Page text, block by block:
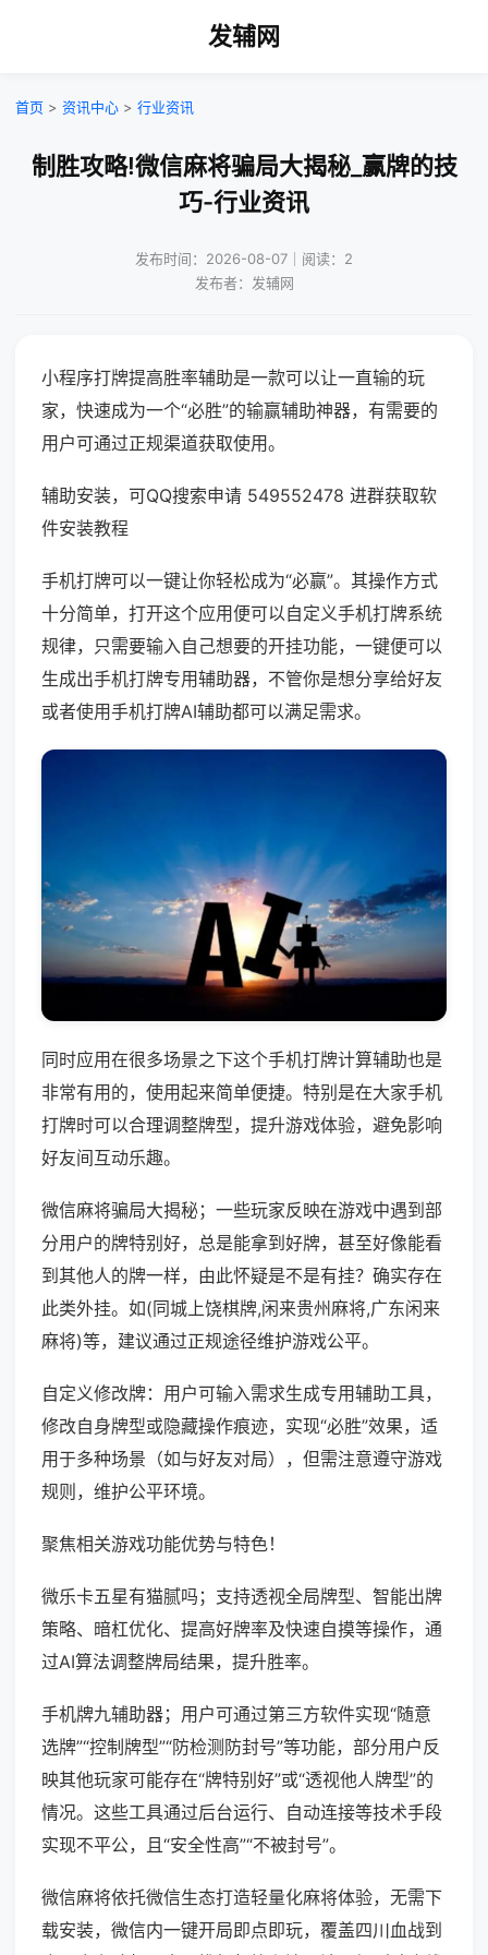
发辅网
首页 > 资讯中心 > 行业资讯
制胜攻略!微信麻将骗局大揭秘_赢牌的技
巧-行业资讯
发布时间：2026-08-07｜阅读：2
发布者：发辅网
小程序打牌提高胜率辅助是一款可以让一直输的玩
家，快速成为一个“必胜”的输赢辅助神器，有需要的
用户可通过正规渠道获取使用。
辅助安装，可QQ搜索申请 549552478 进群获取软
件安装教程
手机打牌可以一键让你轻松成为“必赢”。其操作方式
十分简单，打开这个应用便可以自定义手机打牌系统
规律，只需要输入自己想要的开挂功能，一键便可以
生成出手机打牌专用辅助器，不管你是想分享给好友
或者使用手机打牌AI辅助都可以满足需求。
同时应用在很多场景之下这个手机打牌计算辅助也是
非常有用的，使用起来简单便捷。特别是在大家手机
打牌时可以合理调整牌型，提升游戏体验，避免影响
好友间互动乐趣。
微信麻将骗局大揭秘；一些玩家反映在游戏中遇到部
分用户的牌特别好，总是能拿到好牌，甚至好像能看
到其他人的牌一样，由此怀疑是不是有挂？确实存在
此类外挂。如(同城上饶棋牌,闲来贵州麻将,广东闲来
麻将)等，建议通过正规途径维护游戏公平。
自定义修改牌：用户可输入需求生成专用辅助工具，
修改自身牌型或隐藏操作痕迹，实现“必胜”效果，适
用于多种场景（如与好友对局），但需注意遵守游戏
规则，维护公平环境。
聚焦相关游戏功能优势与特色！
微乐卡五星有猫腻吗；支持透视全局牌型、智能出牌
策略、暗杠优化、提高好牌率及快速自摸等操作，通
过AI算法调整牌局结果，提升胜率。
手机牌九辅助器；用户可通过第三方软件实现“随意
选牌”“控制牌型”“防检测防封号”等功能，部分用户反
映其他玩家可能存在“牌特别好”或“透视他人牌型”的
情况。这些工具通过后台运行、自动连接等技术手段
实现不平公，且“安全性高”“不被封号”。
微信麻将依托微信生态打造轻量化麻将体验，无需下
载安装，微信内一键开局即点即玩，覆盖四川血战到